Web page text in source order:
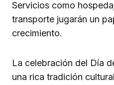
Servicios como
transporte jugarán un
crecimiento.
La celebración del Día
una rica tradición